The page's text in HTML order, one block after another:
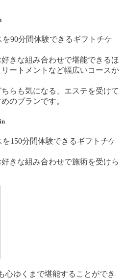
90分間体験できるギフトチケ
きな組み合わせで堪能できるほ
ートメントなど幅広いコースか
らも気になる、エステを受けて
のプランです。
150分間体験できるギフトチケ
きな組み合わせで施術を受けら
心ゆくまで堪能することができ